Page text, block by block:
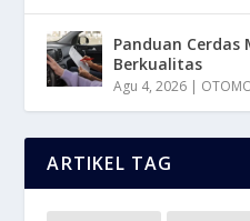
Panduan Cerdas
Berkualitas
Agu 4, 2026 |
ARTIKEL TAG